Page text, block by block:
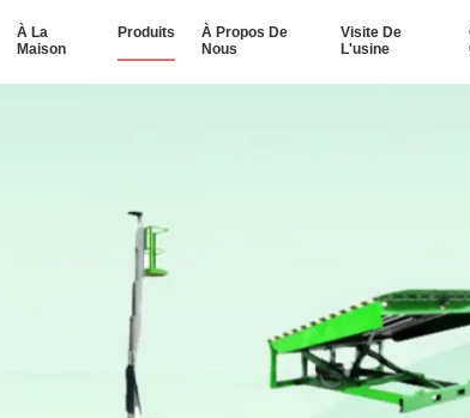
À La
Maison
Produits
À Propos De
Nous
Visite De
L'usine